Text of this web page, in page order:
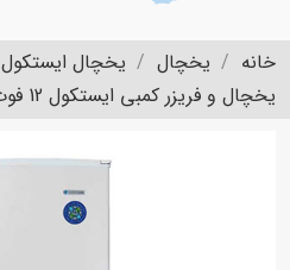
خانه
یخچال
یخچال ایستکول
یخچال و فریزر کمبی ایستکول 12 فوت TM-679-200